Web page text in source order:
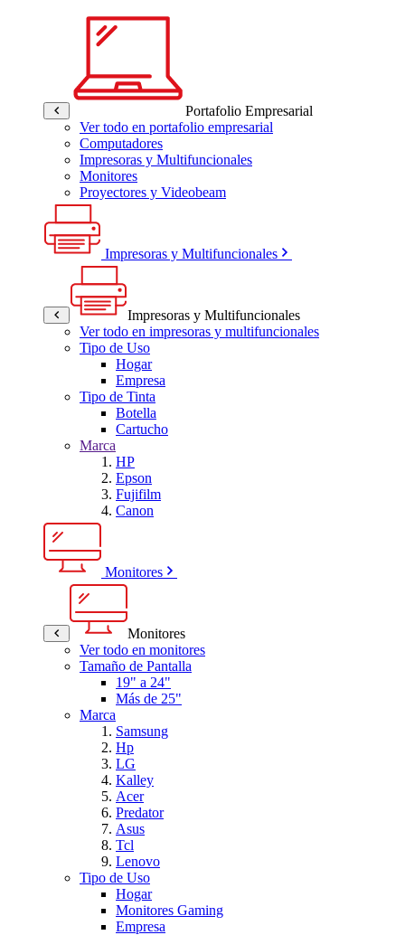
Portafolio Empresarial
Ver todo en portafolio empresarial
Computadores
Impresoras y Multifuncionales
Monitores
Proyectores y Videobeam
Impresoras y Multifuncionales
Impresoras y Multifuncionales
Ver todo en impresoras y multifuncionales
Tipo de Uso
Hogar
Empresa
Tipo de Tinta
Botella
Cartucho
Marca
HP
Epson
Fujifilm
Canon
Monitores
Monitores
Ver todo en monitores
Tamaño de Pantalla
19" a 24"
Más de 25"
Marca
Samsung
Hp
LG
Kalley
Acer
Predator
Asus
Tcl
Lenovo
Tipo de Uso
Hogar
Monitores Gaming
Empresa